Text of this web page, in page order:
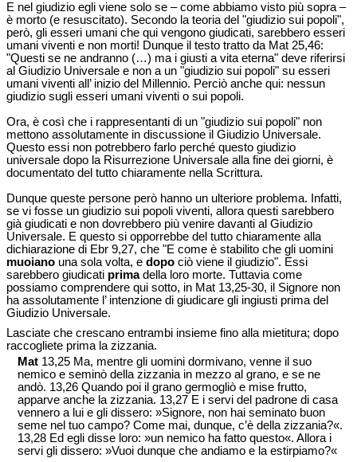
E nel giudizio egli viene solo se – come abbiamo visto più sopra –
è morto (e resuscitato). Secondo la teoria del "giudizio sui popoli",
però, gli esseri umani che qui vengono giudicati, sarebbero esseri
umani viventi e non morti! Dunque il testo tratto da Mat 25,46:
"Questi se ne andranno (…) ma i giusti a vita eterna" deve riferirsi
al Giudizio Universale e non a un "giudizio sui popoli" su esseri
umani viventi all’ inizio del Millennio. Perciò anche qui: nessun
giudizio sugli esseri umani viventi o sui popoli.
Ora, è così che i rappresentanti di un "giudizio sui popoli" non
mettono assolutamente in discussione il Giudizio Universale.
Questo essi non potrebbero farlo perché questo giudizio
universale dopo la Risurrezione Universale alla fine dei giorni, è
documentato del tutto chiaramente nella Scrittura.
Dunque queste persone però hanno un ulteriore problema. Infatti,
se vi fosse un giudizio sui popoli viventi, allora questi sarebbero
già giudicati e non dovrebbero più venire davanti al Giudizio
Universale. E questo si opporrebbe del tutto chiaramente alla
dichiarazione di Ebr 9,27, che "E come è stabilito che gli uomini
muoiano una sola volta, e dopo ciò viene il giudizio". Essi
sarebbero giudicati primadella loro morte. Tuttavia come
possiamo comprendere qui sotto, in Mat 13,25-30, il Signore non
ha assolutamente l’ intenzione di giudicare gli ingiusti prima del
Giudizio Universale.
Lasciate che crescano entrambi insieme fino alla mietitura; dopo
raccogliete prima la zizzania.
Mat 13,25 Ma, mentre gli uomini dormivano, venne il suo
nemico e seminò della zizzania in mezzo al grano, e se ne
andò. 13,26 Quando poi il grano germogliò e mise frutto,
apparve anche la zizzania. 13,27 E i servi del padrone di casa
vennero a lui e gli dissero: »Signore, non hai seminato buon
seme nel tuo campo? Come mai, dunque, c’è della zizzania?«.
13,28 Ed egli disse loro: »un nemico ha fatto questo«. Allora i
servi gli dissero: »Vuoi dunque che andiamo e la estirpiamo?«